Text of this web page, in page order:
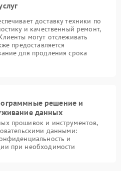
доставку техники по
и качественный ремонт,
могут отслеживать
предоставляется
для продления срока
решение и
данных
прошивок и инструментов,
данными:
и
при необходимости